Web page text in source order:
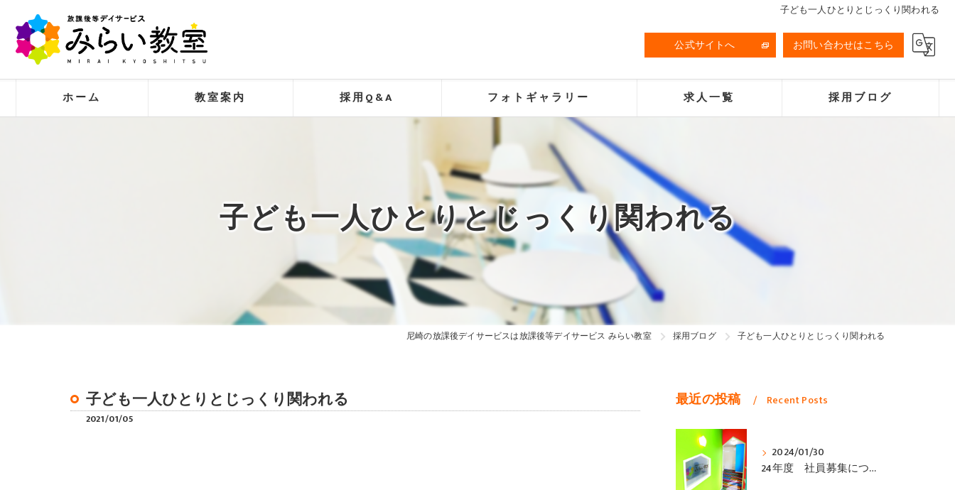
子ども一人ひとりとじっくり関われる
公式サイトへ お問い合わせはこちら
ホーム 教室案内 採用Q&A フォトギャラリー 求人一覧 採用ブログ
子ども一人ひとりとじっくり関われる
尼崎の放課後デイサービスは放課後等デイサービス みらい教室 採用ブログ 子ども一人ひとりとじっくり関われる
子ども一人ひとりとじっくり関われる
2021/01/05
最近の投稿 Recent Posts
2024/01/30
24年度 社員募集について